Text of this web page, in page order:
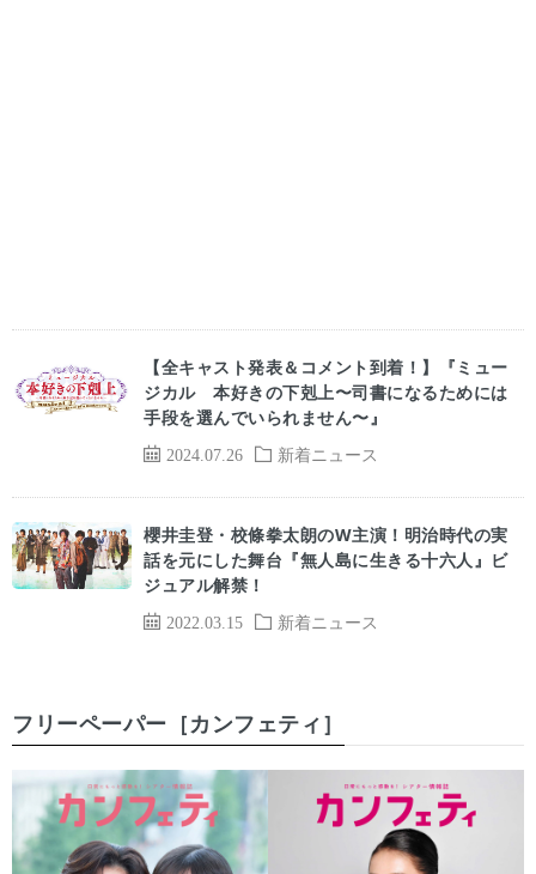
2024.07.26 新着ニュース
【全キャスト発表＆コメント到着！】『ミュー
ジカル 本好きの下剋上〜司書になるためには
⼿段を選んでいられません〜』
2022.03.15 新着ニュース
櫻井圭登・校條拳太朗のW主演！明治時代の実
話を元にした舞台『無人島に生きる十六人』ビ
ジュアル解禁！
フリーペーパー［カンフェティ］